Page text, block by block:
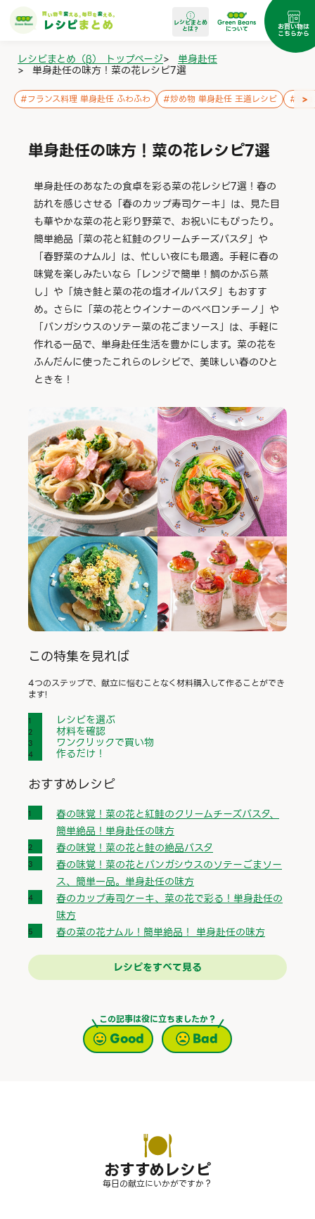
レシピまとめ
とは？
Green Beans
について お買い物は
こちらから
レシピまとめ（β） トップページ> 単身赴任
> 単身赴任の味方！菜の花レシピ7選
#フランス料理 単身赴任 ふわふわ #炒め物 単身赴任 王道レシピ # チ
>
単身赴任の味方！菜の花レシピ7選
単身赴任のあなたの食卓を彩る菜の花レシピ7選！春の
訪れを感じさせる「春のカップ寿司ケーキ」は、見た目
も華やかな菜の花と彩り野菜で、お祝いにもぴったり。
簡単絶品「菜の花と紅鮭のクリームチーズパスタ」や
「春野菜のナムル」は、忙しい夜にも最適。手軽に春の
味覚を楽しみたいなら「レンジで簡単！鯛のかぶら蒸
し」や「焼き鮭と菜の花の塩オイルパスタ」もおすす
め。さらに「菜の花とウインナーのペペロンチーノ」や
「パンガシウスのソテー菜の花ごまソース」は、手軽に
作れる一品で、単身赴任生活を豊かにします。菜の花を
ふんだんに使ったこれらのレシピで、美味しい春のひと
ときを！
この特集を見れば
4つのステップで、献立に悩むことなく材料購入して作ることができ
ます!
レシピを選ぶ
材料を確認
ワンクリックで買い物
作るだけ！
おすすめレシピ
春の味覚！菜の花と紅鮭のクリームチーズパスタ、
簡単絶品！単身赴任の味方
春の味覚！菜の花と鮭の絶品パスタ
春の味覚！菜の花とパンガシウスのソテーごまソー
ス、簡単一品。単身赴任の味方
春のカップ寿司ケーキ、菜の花で彩る！単身赴任の
味方
春の菜の花ナムル！簡単絶品！ 単身赴任の味方
レシピをすべて見る
この記事は役に立ちましたか？
Good Bad
おすすめレシピ
毎日の献立にいかがですか？